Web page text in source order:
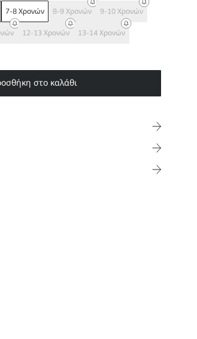
7-8 Χρονών 8-9 Χρονών 9-10 Χρονών
12-13 Χρονών 13-14 Χρονών
στο καλάθι